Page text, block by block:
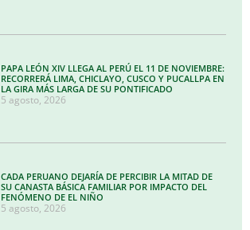
PAPA LEÓN XIV LLEGA AL PERÚ EL 11 DE NOVIEMBRE:
RECORRERÁ LIMA, CHICLAYO, CUSCO Y PUCALLPA EN
LA GIRA MÁS LARGA DE SU PONTIFICADO
5 agosto, 2026
CADA PERUANO DEJARÍA DE PERCIBIR LA MITAD DE
SU CANASTA BÁSICA FAMILIAR POR IMPACTO DEL
FENÓMENO DE EL NIÑO
5 agosto, 2026